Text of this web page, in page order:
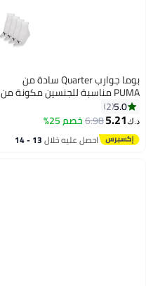
بوما جوارب Quarter سادة من
PUMA مناسبة للجنسين مكونة من
4 قطع 5.0
2
د.ك‏5.21
6.98خصم 25%
احصل عليه خلال 13 - 14